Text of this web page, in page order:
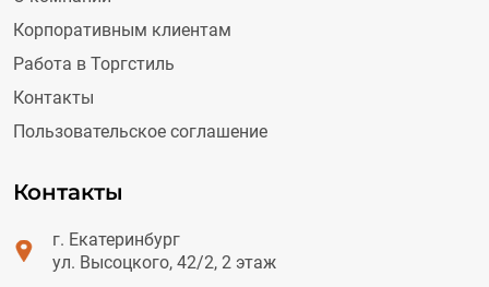
Корпоративным клиентам
Работа в Торгстиль
Контакты
Пользовательское соглашение
Контакты
г. Екатеринбург
ул. Высоцкого, 42/2, 2 этаж